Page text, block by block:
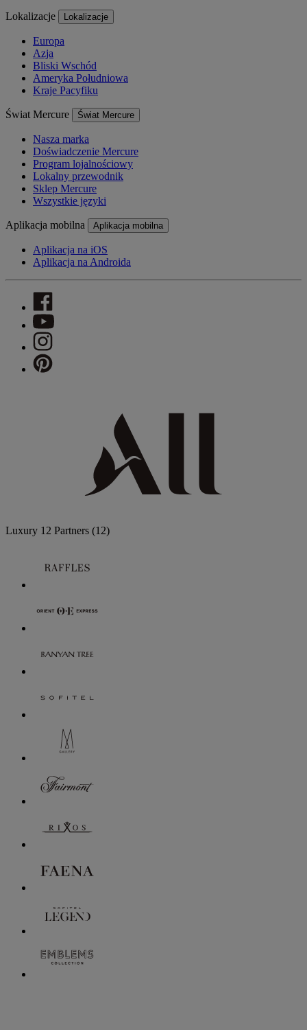
Lokalizacje Lokalizacje
Europa
Azja
Bliski Wschód
Ameryka Południowa
Kraje Pacyfiku
Świat Mercure Świat Mercure
Nasza marka
Doświadczenie Mercure
Program lojalnościowy
Lokalny przewodnik
Sklep Mercure
Wszystkie języki
Aplikacja mobilna Aplikacja mobilna
Aplikacja na iOS
Aplikacja na Androida
Luxury 12 Partners (12)